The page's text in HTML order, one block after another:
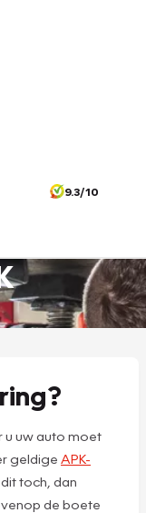
9.3/10
u uw auto moet
geldige APK-
toch, dan
de boete